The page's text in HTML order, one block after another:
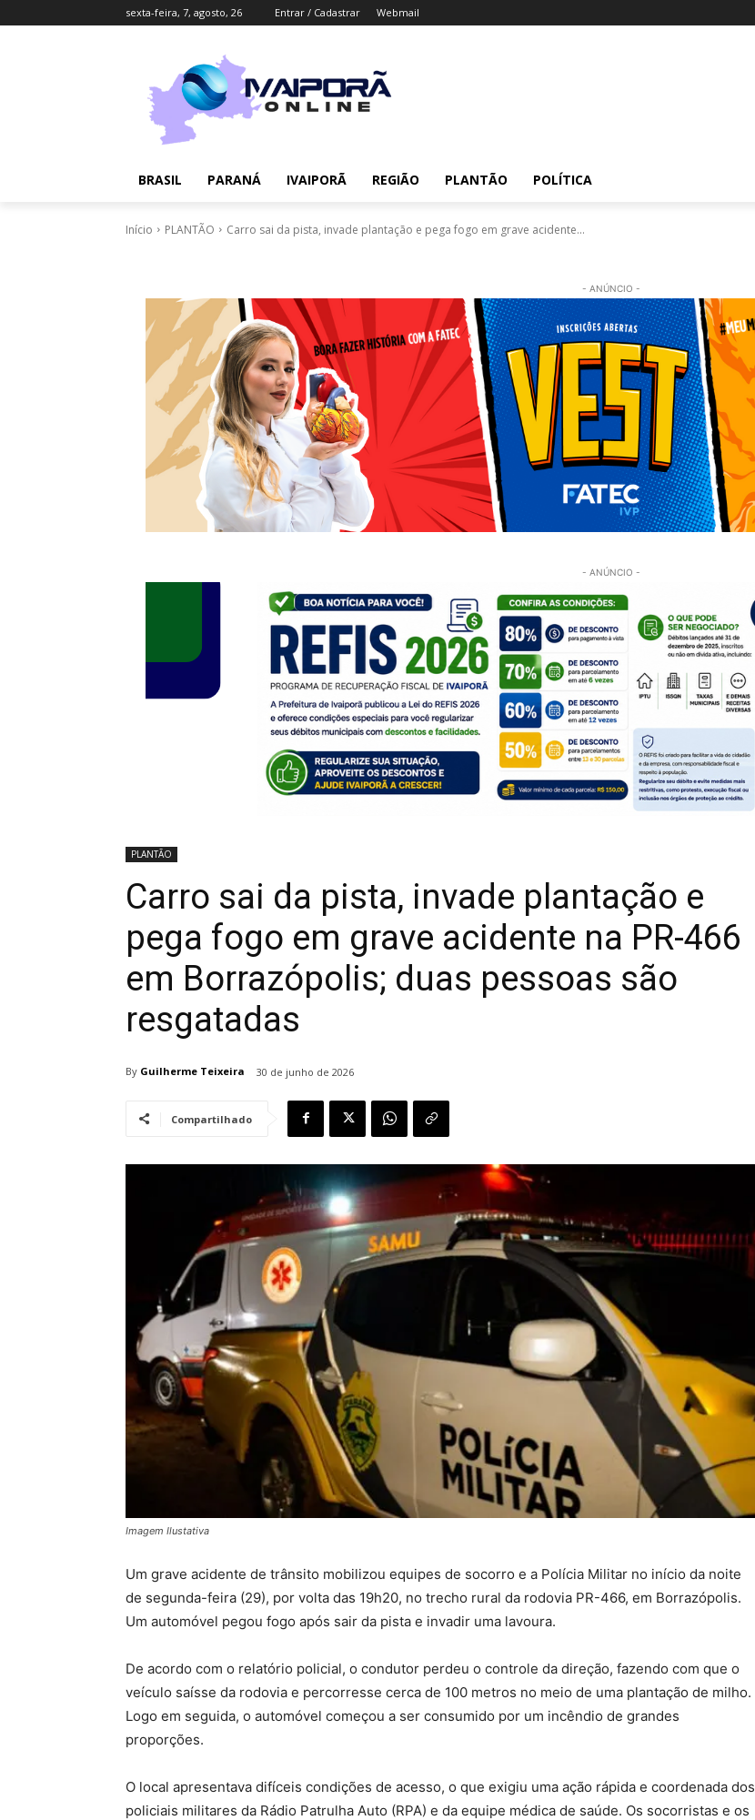
sexta-feira, 7, agosto, 26 Entrar / Cadastrar Webmail
BRASIL PARANÁ IVAIPORÃ REGIÃO PLANTÃO POLÍTICA
Início PLANTÃO Carro sai da pista, invade plantação e pega fogo em grave acidente...
- ANÚNCIO -
- ANÚNCIO -
PLANTÃO
Carro sai da pista, invade plantação e
pega fogo em grave acidente na PR-466
em Borrazópolis; duas pessoas são
resgatadas
By Guilherme Teixeira 30 de junho de 2026
Compartilhado
Imagem Ilustativa
Um grave acidente de trânsito mobilizou equipes de socorro e a Polícia Militar no início da noite
de segunda-feira (29), por volta das 19h20, no trecho rural da rodovia PR-466, em Borrazópolis.
Um automóvel pegou fogo após sair da pista e invadir uma lavoura.
De acordo com o relatório policial, o condutor perdeu o controle da direção, fazendo com que o
veículo saísse da rodovia e percorresse cerca de 100 metros no meio de uma plantação de milho.
Logo em seguida, o automóvel começou a ser consumido por um incêndio de grandes
proporções.
O local apresentava difíceis condições de acesso, o que exigiu uma ação rápida e coordenada dos
policiais militares da Rádio Patrulha Auto (RPA) e da equipe médica de saúde. Os socorristas e os